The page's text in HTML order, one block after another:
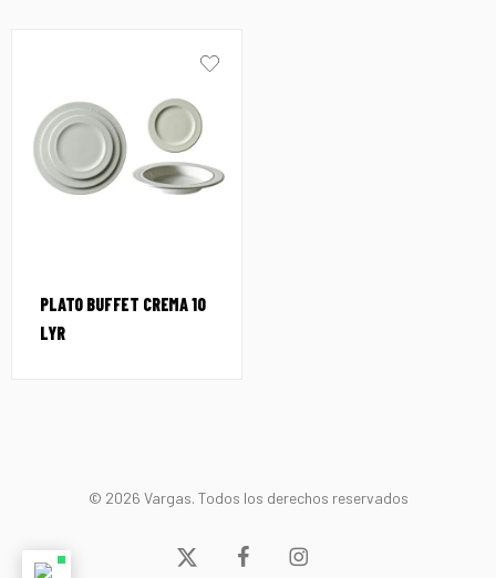
PLATO BUFFET CREMA 10
LYR
© 2026 Vargas. Todos los derechos reservados
x-
facebookinstagram